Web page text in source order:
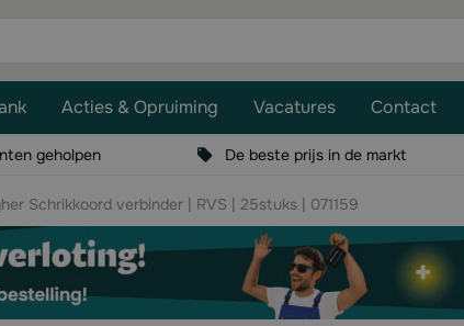
Acties & Opruiming Vacatures Contact
geholpen De beste prijs in de markt
Schrikkoord verbinder | RVS | 25stuks | 071159